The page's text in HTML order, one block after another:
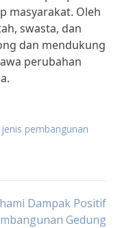
masyarakat. Oleh
swasta, dan
dan mendukung
perubahan
jenis pembangunan
Dampak Positif
Gedung